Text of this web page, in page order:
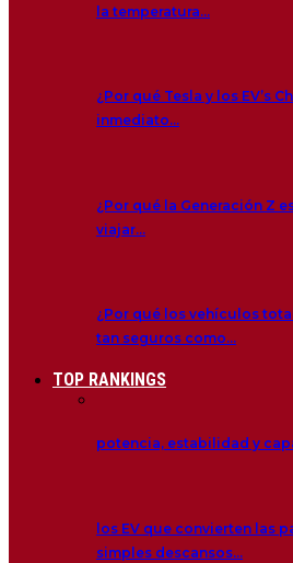
la temperatura…
¿Por qué Tesla y los EV’s
inmediato…
¿Por qué la Generación Z
viajar…
¿Por qué los vehículos
tan seguros como…
TOP RANKINGS
potencia, estabilidad y
los EV que convierten las
simples descansos…